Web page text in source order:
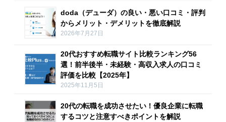
doda（デューダ）の良い・悪い口コミ・評判
からメリット・デメリットを徹底解説
2026年7月27日
20代おすすめ転職サイト比較ランキング56
選！前半後半・未経験・高収入求人の口コミ
評価を比較【2025年】
2025年11月5日
20代の転職を成功させたい！優良企業に転職
するコツと注意すべきポイントを解説